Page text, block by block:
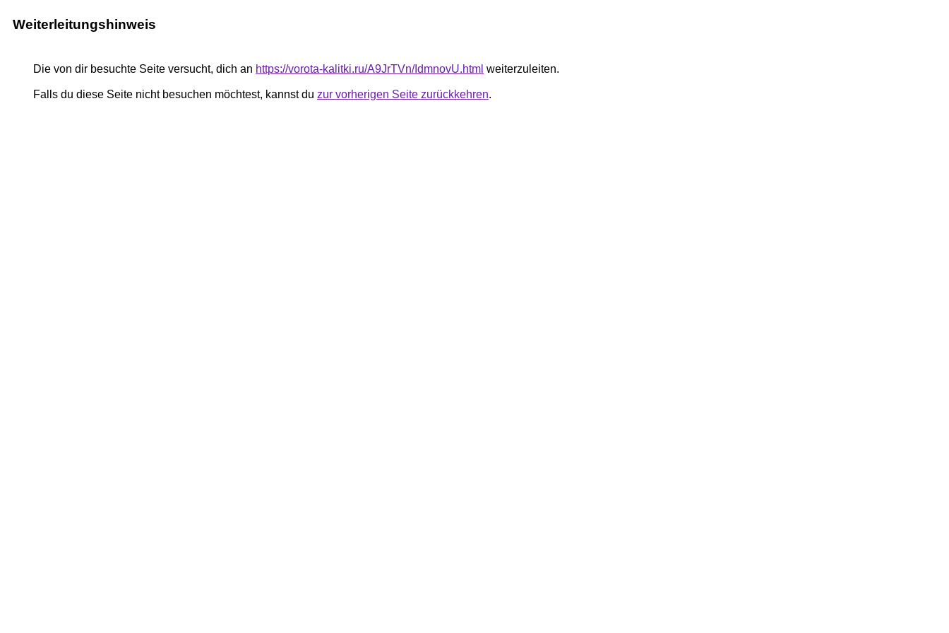
Weiterleitungshinweis
Die von dir besuchte Seite versucht, dich an https://vorota-kalitki.ru/A9JrTVn/IdmnovU.html weiterzuleiten.
Falls du diese Seite nicht besuchen möchtest, kannst du zur vorherigen Seite zurückkehren.